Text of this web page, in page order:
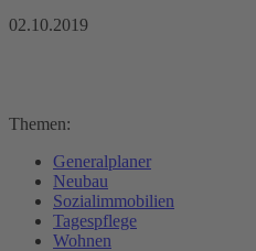
02.10.2019
Themen:
Generalplaner
Neubau
Sozialimmobilien
Tagespflege
Wohnen